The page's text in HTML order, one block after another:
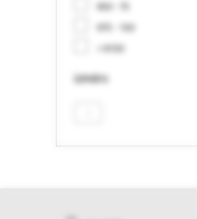
€50 - 75
€75 - 150
> €150
izmērs